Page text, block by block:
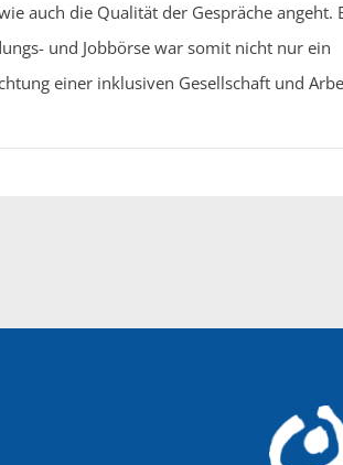
auch die Qualität der Gespräche angeht.
und Jobbörse war somit nicht nur ein
einer inklusiven Gesellschaft und